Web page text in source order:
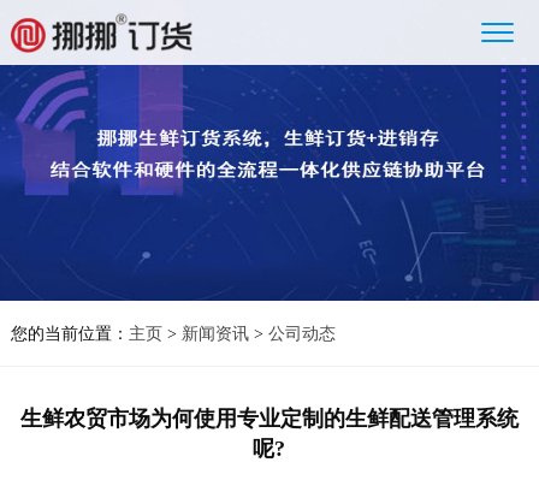
您的当前位置： 主页 > 新闻资讯> 公司动态
生鲜农贸市场为何使用专业定制的生鲜配送管理系统
呢?